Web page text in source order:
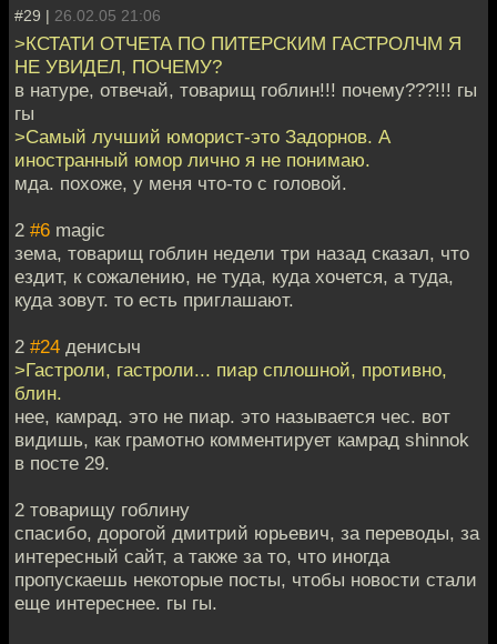
#29 | 26.02.05 21:06
>КСТАТИ ОТЧЕТА ПО ПИТЕРСКИМ ГАСТРОЛЧМ Я
НЕ УВИДЕЛ, ПОЧЕМУ?
в натуре, отвечай, товарищ гоблин!!! почему???!!! гы
гы
>Самый лучший юморист-это Задорнов. А
иностранный юмор лично я не понимаю.
мда. похоже, у меня что-то с головой.
2 #6 magic
зема, товарищ гоблин недели три назад сказал, что
ездит, к сожалению, не туда, куда хочется, а туда,
куда зовут. то есть приглашают.
2 #24 денисыч
>Гастроли, гастроли... пиар сплошной, противно,
блин.
нее, камрад. это не пиар. это называется чес. вот
видишь, как грамотно комментирует камрад shinnok
в посте 29.
2 товарищу гоблину
спасибо, дорогой дмитрий юрьевич, за переводы, за
интересный сайт, а также за то, что иногда
пропускаешь некоторые посты, чтобы новости стали
еще интереснее. гы гы.